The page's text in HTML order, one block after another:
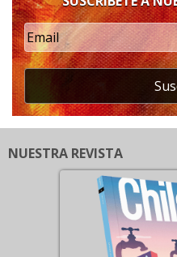
NUESTRA REVISTA